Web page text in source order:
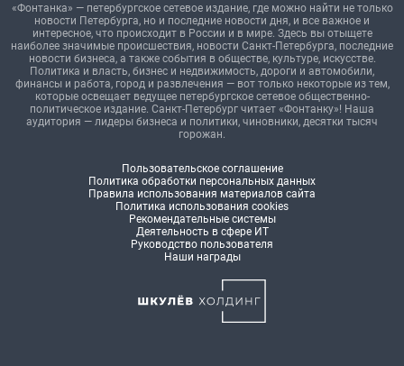
«Фонтанка» — петербургское сетевое издание, где можно найти не только
новости Петербурга, но и последние новости дня, и все важное и
интересное, что происходит в России и в мире. Здесь вы отыщете
наиболее значимые происшествия, новости Санкт-Петербурга, последние
новости бизнеса, а также события в обществе, культуре, искусстве.
Политика и власть, бизнес и недвижимость, дороги и автомобили,
финансы и работа, город и развлечения — вот только некоторые из тем,
которые освещает ведущее петербургское сетевое общественно-
политическое издание. Санкт-Петербург читает «Фонтанку»! Наша
аудитория — лидеры бизнеса и политики, чиновники, десятки тысяч
горожан.
Пользовательское соглашение
Политика обработки персональных данных
Правила использования материалов сайта
Политика использования cookies
Рекомендательные системы
Деятельность в сфере ИТ
Руководство пользователя
Наши награды